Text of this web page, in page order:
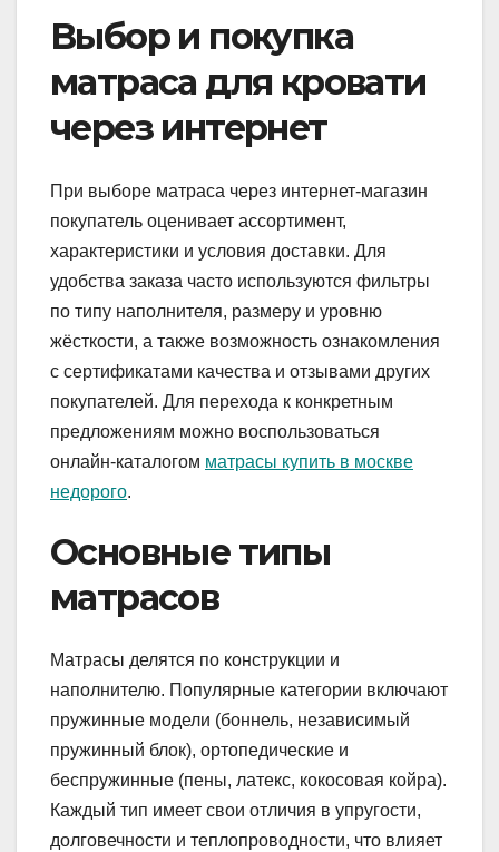
Выбор и покупка
матраса для кровати
через интернет
При выборе матраса через интернет-магазин
покупатель оценивает ассортимент,
характеристики и условия доставки. Для
удобства заказа часто используются фильтры
по типу наполнителя, размеру и уровню
жёсткости, а также возможность ознакомления
с сертификатами качества и отзывами других
покупателей. Для перехода к конкретным
предложениям можно воспользоваться
онлайн-каталогом матрасы купить в москве
недорого.
Основные типы
матрасов
Матрасы делятся по конструкции и
наполнителю. Популярные категории включают
пружинные модели (боннель, независимый
пружинный блок), ортопедические и
беспружинные (пены, латекс, кокосовая койра).
Каждый тип имеет свои отличия в упругости,
долговечности и теплопроводности, что влияет